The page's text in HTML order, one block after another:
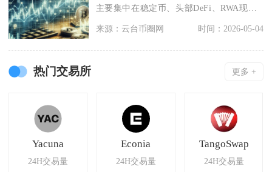
主要集中在稳定币、头部DeFi、RWA现实
资产代币化、
来源：云台币圈网 时间：2026-05-04
热门交易所 更多 +
Yacuna
24H交易量
Econia
24H交易量
TangoSwap
24H交易量